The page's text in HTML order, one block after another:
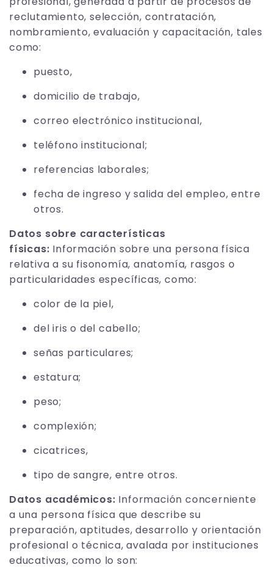
reclutamiento, selección, contratación,
nombramiento, evaluación y capacitación, tales
como:
puesto,
domicilio de trabajo,
correo electrónico institucional,
teléfono institucional;
referencias laborales;
fecha de ingreso y salida del empleo, entre
otros.
Datos sobre características
físicas: Información sobre una persona física
relativa a su fisonomía, anatomía, rasgos o
particularidades específicas, como:
color de la piel,
del iris o del cabello;
señas particulares;
estatura;
peso;
complexión;
cicatrices,
tipo de sangre, entre otros.
Datos académicos: Información concerniente
a una persona física que describe su
preparación, aptitudes, desarrollo y orientación
profesional o técnica, avalada por instituciones
educativas, como lo son: